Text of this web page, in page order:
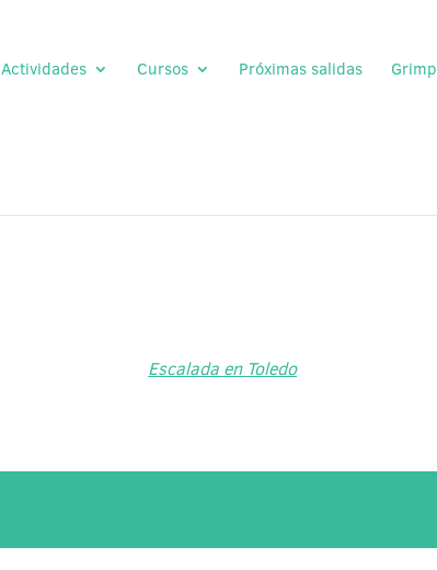
Actividades Cursos Próximas salidas
Escalada en Toledo